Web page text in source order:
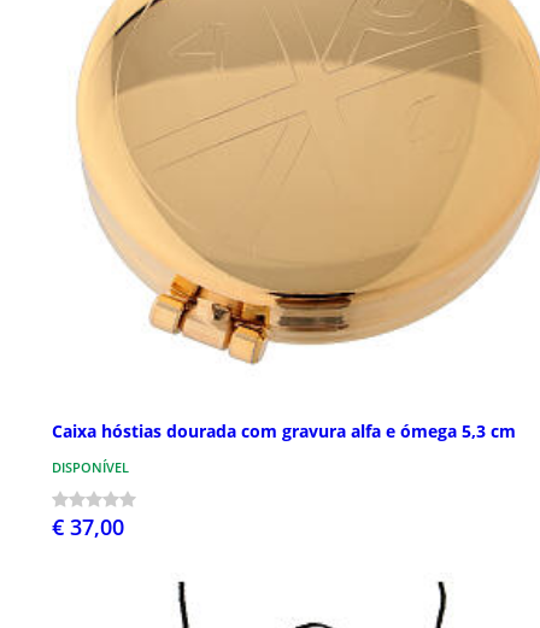
Caixa hóstias dourada com gravura alfa e ómega 5,3 cm
DISPONÍVEL
€ 37,00